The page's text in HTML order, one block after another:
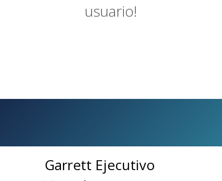
usuario!
Garrett Ejecutivo